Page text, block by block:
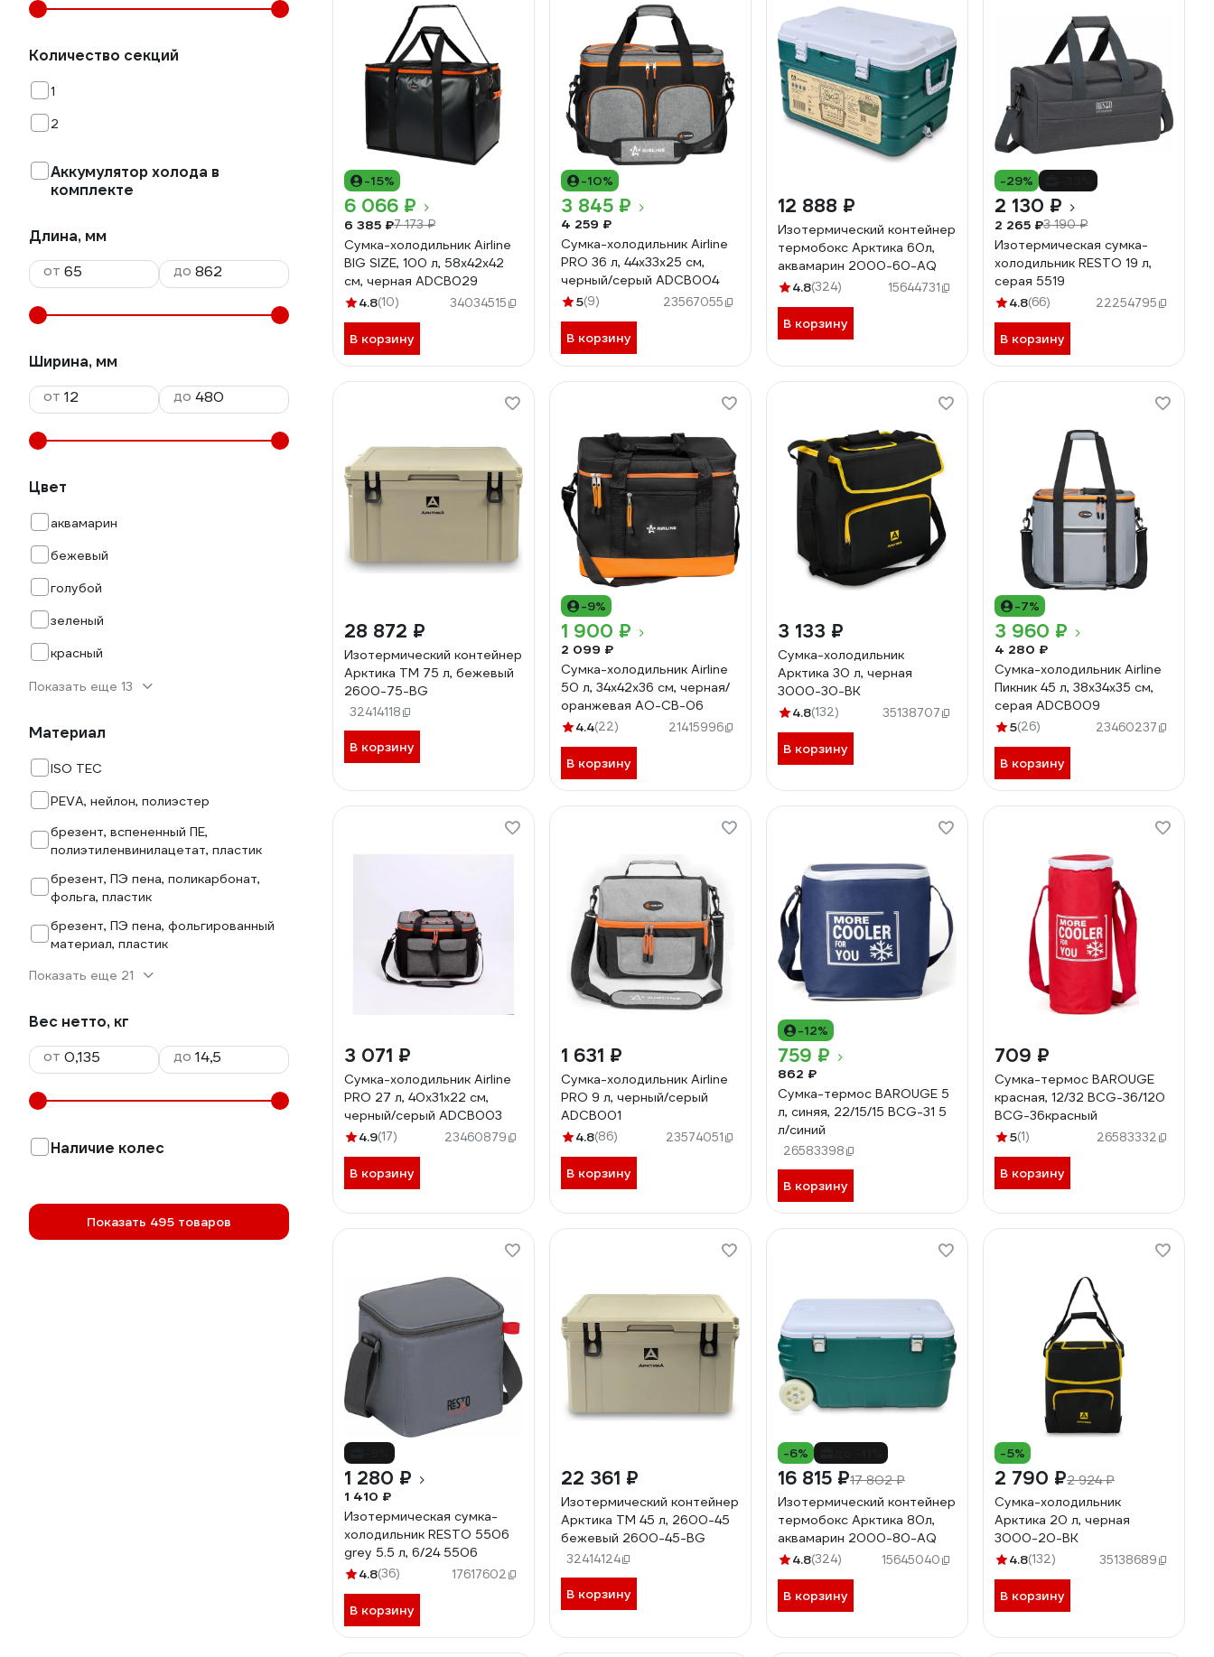
Количество секций
1
2
Аккумулятор холода в
комплекте
Длина, мм
от
до
Ширина, мм
от
до
Цвет
аквамарин
бежевый
голубой
зеленый
красный
Показать еще 13
Материал
ISO TEC
PEVA, нейлон, полиэстер
брезент, вспененный ПE,
полиэтиленвинилацетат, пластик
брезент, ПЭ пена, поликарбонат,
фольга, пластик
брезент, ПЭ пена, фольгированный
материал, пластик
Показать еще 21
Вес нетто, кг
от
до
Наличие колес
Показать 495 товаров
-15%
6 066 ₽
6 385 ₽7 173 ₽
Сумка-холодильник Airline
BIG SIZE, 100 л, 58x42x42
см, черная ADCB029
4.8(10) 34034515
В корзину
-10%
3 845 ₽
4 259 ₽
Сумка-холодильник Airline
PRO 36 л, 44х33х25 см,
черный/серый ADCB004
5(9) 23567055
В корзину
12 888 ₽
Изотермический контейнер
термобокс Арктика 60л,
аквамарин 2000-60-AQ
4.8(324) 15644731
В корзину
-29%
2 130 ₽
2 265 ₽3 190 ₽
Изотермическая сумка-
холодильник RESTO 19 л,
серая 5519
4.8(66) 22254795
В корзину
28 872 ₽
Изотермический контейнер
Арктика ТМ 75 л, бежевый
2600-75-BG
32414118
В корзину
-9%
1 900 ₽
2 099 ₽
Сумка-холодильник Airline
50 л, 34х42х36 см, черная/
оранжевая AO-CB-06
4.4(22) 21415996
В корзину
3 133 ₽
Сумка-холодильник
Арктика 30 л, черная
3000-30-BK
4.8(132) 35138707
В корзину
-7%
3 960 ₽
4 280 ₽
Сумка-холодильник Airline
Пикник 45 л, 38х34х35 см,
серая ADCB009
5(26) 23460237
В корзину
3 071 ₽
Сумка-холодильник Airline
PRO 27 л, 40х31х22 см,
черный/серый ADCB003
4.9(17) 23460879
В корзину
1 631 ₽
Сумка-холодильник Airline
PRO 9 л, черный/серый
ADCB001
4.8(86) 23574051
В корзину
-12%
759 ₽
862 ₽
Сумка-термос BAROUGE 5
л, синяя, 22/15/15 BCG-31 5
л/синий
26583398
В корзину
709 ₽
Сумка-термос BAROUGE
красная, 12/32 BCG-36/120
BCG-36красный
5(1) 26583332
В корзину
1 280 ₽
1 410 ₽
Изотермическая сумка-
холодильник RESTO 5506
grey 5.5 л, 6/24 5506
4.8(36) 17617602
В корзину
22 361 ₽
Изотермический контейнер
Арктика ТМ 45 л, 2600-45
бежевый 2600-45-BG
32414124
В корзину
-6%
16 815 ₽17 802 ₽
Изотермический контейнер
термобокс Арктика 80л,
аквамарин 2000-80-AQ
4.8(324) 15645040
В корзину
-5%
2 790 ₽2 924 ₽
Сумка-холодильник
Арктика 20 л, черная
3000-20-BK
4.8(132) 35138689
В корзину